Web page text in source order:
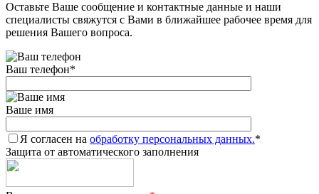
Оставьте Ваше сообщение и контактные данные и наши
специалисты свяжутся с Вами в ближайшее рабочее время для
решения Вашего вопроса.
Ваш телефон*
Ваше имя
Я согласен на обработку персональных данных.*
Защита от автоматического заполнения
Добавляйте товары
в корзину
Оплачивайте сегодня только
25% картой любого банка
Получайте товар
выбранный способом